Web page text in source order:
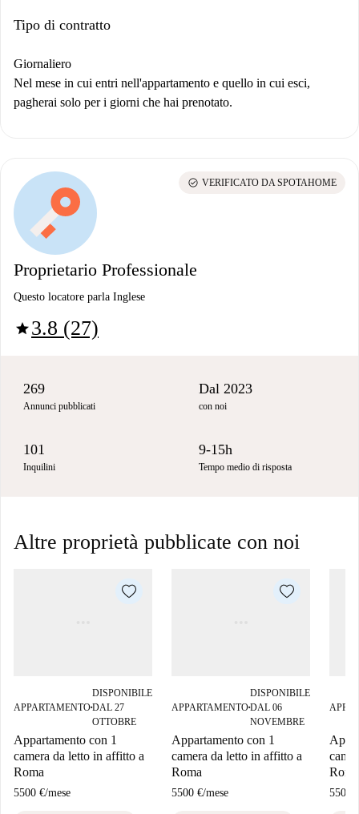
Tipo di contratto
Giornaliero
Nel mese in cui entri nell'appartamento e quello in cui esci,
pagherai solo per i giorni che hai prenotato.
Proprietario Professionale
Questo locatore parla Inglese
star3.8 (27)
check_circle VERIFICATO DA SPOTAHOME
269
Annunci pubblicati
Dal 2023
con noi
101
Inquilini
9-15h
Tempo medio di risposta
Altre proprietà pubblicate con noi
APPARTAMENTO■
DISPONIBILE
DAL 27
OTTOBRE
Appartamento con 1
camera da letto in affitto a
Roma
5500 €/mese
APPARTAMENTO■
DISPONIBILE
DAL 06
NOVEMBRE
Appartamento con 1
camera da letto in affitto a
Roma
5500 €/mese
Roma
5500